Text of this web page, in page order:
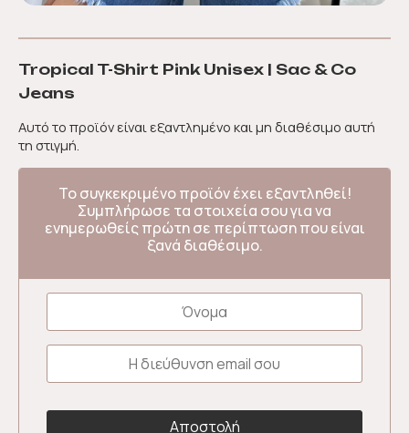
Tropical T-Shirt Pink Unisex | Sac & Co
Jeans
Αυτό το προϊόν είναι εξαντλημένο και μη διαθέσιμο αυτή
τη στιγμή.
Το συγκεκριμένο προϊόν έχει εξαντληθεί!
Συμπλήρωσε τα στοιχεία σου για να
ενημερωθείς πρώτη σε περίπτωση που είναι
ξανά διαθέσιμο.